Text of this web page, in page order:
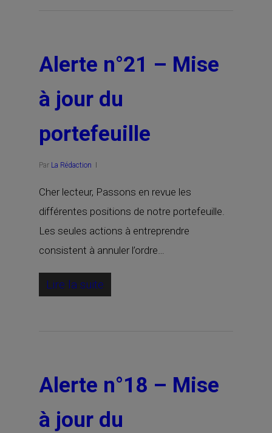
Alerte n°21 – Mise
à jour du
portefeuille
Par La Rédaction
Cher lecteur, Passons en revue les
différentes positions de notre portefeuille.
Les seules actions à entreprendre
consistent à annuler l’ordre…
Lire la suite
Alerte n°18 – Mise
à jour du